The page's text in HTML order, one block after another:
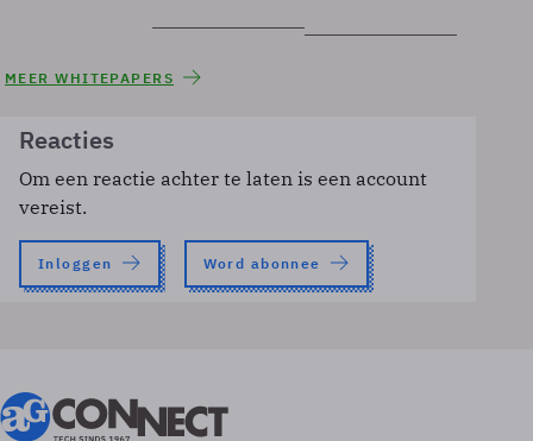
MEER WHITEPAPERS
Reacties
Om een reactie achter te laten is een account
vereist.
Inloggen Word abonnee